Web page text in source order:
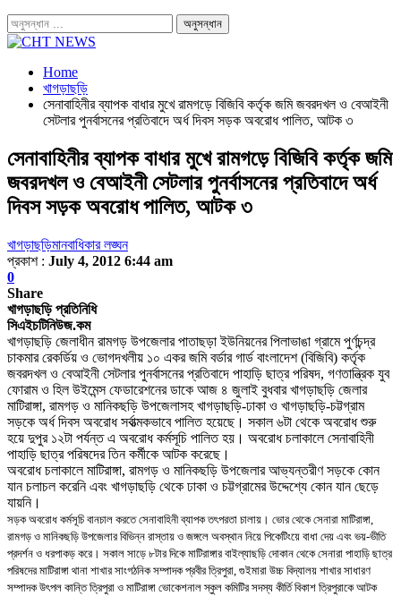
Home
খাগড়াছড়ি
সেনাবাহিনীর ব্যাপক বাধার মুখে রামগড়ে বিজিবি কর্তৃক জমি জবরদখল ও বেআইনী
সেটলার পুনর্বাসনের প্রতিবাদে অর্ধ দিবস সড়ক অবরোধ পালিত, আটক ৩
সেনাবাহিনীর ব্যাপক বাধার মুখে রামগড়ে বিজিবি কর্তৃক জমি
জবরদখল ও বেআইনী সেটলার পুনর্বাসনের প্রতিবাদে অর্ধ
দিবস সড়ক অবরোধ পালিত, আটক ৩
খাগড়াছড়িমানবাধিকার লঙ্ঘন
প্রকাশ : July 4, 2012 6:44 am
0
Share
খাগড়াছড়ি প্রতিনিধি
সিএইচটিনিউজ.কম
খাগড়াছড়ি জেলাধীন রামগড় উপজেলার পাতাছড়া ইউনিয়নের পিলাভাঙা গ্রামে পুর্ণচন্দ্র
চাকমার রেকর্ডিয় ও ভোগদখলীয় ১০ একর জমি বর্ডার গার্ড বাংলাদেশ (বিজিবি) কর্তৃক
জবরদখল ও বেআইনী সেটলার পুনর্বাসনের প্রতিবাদে পাহাড়ি ছাত্র পরিষদ, গণতান্ত্রিক যুব
ফোরাম ও হিল উইমেন্স ফেডারেশনের ডাকে আজ ৪ জুলাই বুধবার খাগড়াছড়ি জেলার
মাটিরাঙ্গা, রামগড় ও মানিকছড়ি উপজেলাসহ খাগড়াছড়ি-ঢাকা ও খাগড়াছড়ি-চট্টগ্রাম
সড়কে অর্ধ দিবস অবরোধ সর্বাত্মকভাবে পালিত হয়েছে। সকাল ৬টা থেকে অবরোধ শুরু
হয়ে দুপুর ১২টা পর্যন্ত এ অবরোধ কর্মসূচি পালিত হয় । অবরোধ চলাকালে সেনাবাহিনী
পাহাড়ি ছাত্র পরিষদের তিন কর্মীকে আটক করেছে।
অবরোধ চলাকালে মাটিরাঙ্গা, রামগড় ও মানিকছড়ি উপজেলার আভ্যন্তরীণ সড়কে কোন
যান চলাচল করেনি এবং খাগড়াছড়ি থেকে ঢাকা ও চট্টগ্রামের উদ্দেশ্যে কোন যান ছেড়ে
যায়নি।
সড়ক অবরোধ কর্মসূচি বানচাল করতে সেনাবাহিনী ব্যাপক তৎপরতা চালায় । ভোর থেকে সেনারা মাটিরাঙ্গা
রামগড় ও মানিকছড়ি উপজেলার বিভিন্ন রাস্তায় ও জঙ্গলে অবস্থান নিয়ে পিকেটিংয়ে বাধা দেয় এবং ভয়-ভীতি
প্রদর্শন ও ধরপাকড় করে । সকাল সাড়ে ৮টার দিকে মাটিরাঙ্গার বাইল্যাছড়ি দোকান থেকে সেনারা পাহাড়ি ছাত্র
পরিষদের মাটিরাঙ্গা থানা শাখার সাংগঠনিক সম্পাদক প্রবীর ত্রিপুরা গুইমারা উচ্চ বিদ্যালয় শাখার সাধারণ
সম্পাদক উৎপল কান্তি ত্রিপুরা ও মাটিরাঙ্গা ভোকেশনাল স্কুল কমিটির সদস্য কীর্তি বিকাশ ত্রিপুরাকে আটক